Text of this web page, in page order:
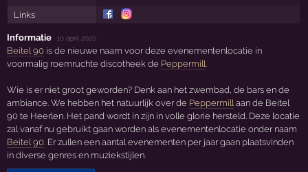
Links
Informatie ·10 april 2020
Beitel 90 is de nieuwe naam voor deze evenementenlocatie in
voormalig roemruchte discotheek de Peppermill.
Wie is er niet groot geworden? Denk aan het zwembad, de bars en de
ambiance. We hebben het natuurlijk over de Peppermillaan de Beitel
90 te Heerlen. Het pand wordt in zijn in volle glorie hersteld. Deze locatie
zal vanaf nu gebruikt gaan worden als evenementenlocatie onder naam
Beitel 90. Er zullen een aantal evenementen per jaar gaan plaatsvinden
in diverse genres en muziekstijlen.